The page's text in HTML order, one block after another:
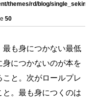
themes/rd/blog/
50
最も身につかない最低
につかないのが本を
と。次がロールプレ
。最も身につくのは